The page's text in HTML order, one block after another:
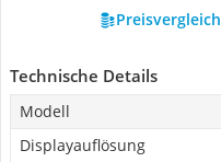
Technische Details
Modell
Displayauflösung